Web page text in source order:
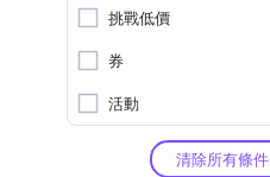
挑戰低價
券
活動
清除所有條件